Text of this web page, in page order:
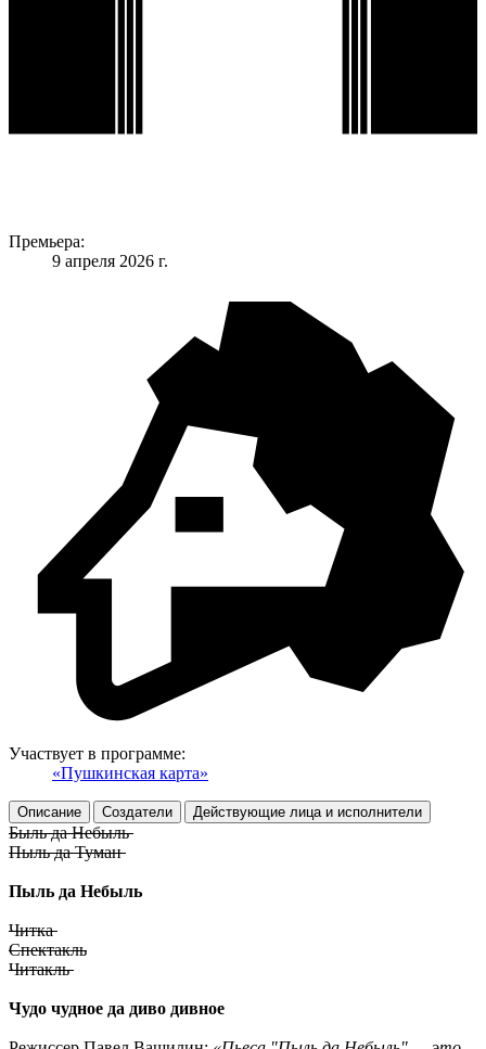
Премьера:
9 апреля 2026 г.
Участвует в программе:
«Пушкинская карта»
Описание Создатели Действующие лица и исполнители
Быль да Небыль
Пыль да Туман
Пыль да Небыль
Читка
Спектакль
Читакль
Чудо чудное да диво дивное